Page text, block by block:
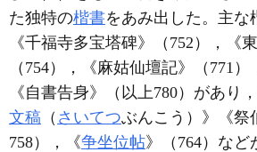
た独特の楷書をあみ出した。主な
《千福寺多宝塔碑》（752），《
（754），《麻姑仙壇記》（771）
《自書告身》（以上780）があり，
文稿 （ さいてつぶんこう）》《祭
758），《争坐位帖》（764）など